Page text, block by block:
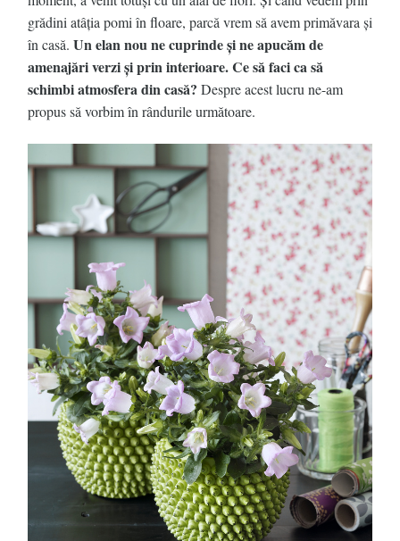
grădini atâţia pomi în floare, parcă vrem să avem primăvara şi
în casă. Un elan nou ne cuprinde şi ne apucăm de
amenajări verzi şi prin interioare. Ce să faci ca să
schimbi atmosfera din casă? Despre acest lucru ne-am
propus să vorbim în rândurile următoare.